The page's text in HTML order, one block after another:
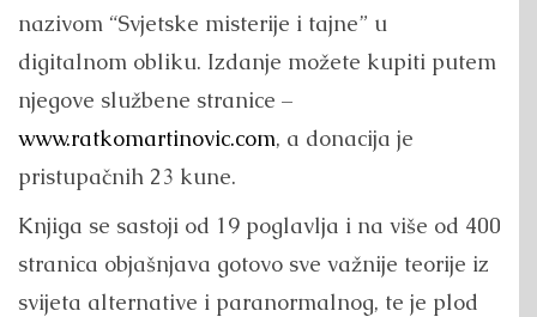
nazivom “Svjetske misterije i tajne” u
digitalnom obliku. Izdanje možete kupiti putem
njegove službene stranice –
www.ratkomartinovic.com, a donacija je
pristupačnih 23 kune.
Knjiga se sastoji od 19 poglavlja i na više od 400
stranica objašnjava gotovo sve važnije teorije iz
svijeta alternative i paranormalnog, te je plod